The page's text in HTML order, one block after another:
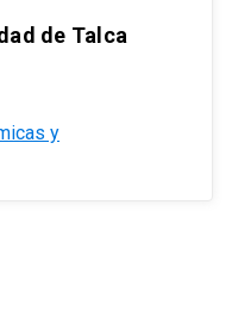
de Talca
y